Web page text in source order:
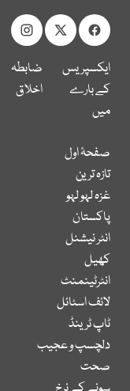
ایکسپریس
کے بارے
میں
ضابطہ
اخلاق
صفحۂ اول
تازہ ترین
غزہ لہو لہو
پاکستان
انٹر نیشنل
کھیل
انٹرٹینمنٹ
لائف اسٹائل
ٹاپ ٹرینڈ
دلچسپ و عجیب
صحت